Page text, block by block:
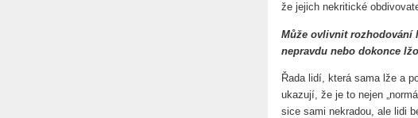
že jejich nekritické
Může ovlivnit
nepravdu nebo dokonce
Řada lidí, která sama lže a
ukazují, že je to nejen
sice sami nekradou, ale lidi